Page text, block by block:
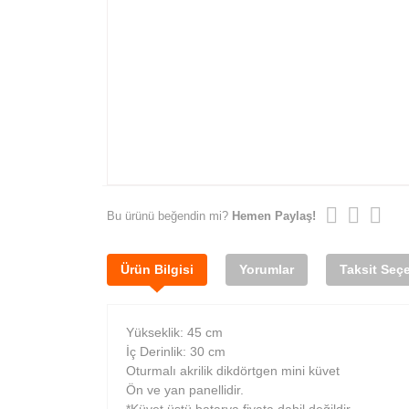
Bu ürünü beğendin mi? Hemen Paylaş!
Ürün Bilgisi Yorumlar Taksit
Yükseklik: 45 cm
İç Derinlik: 30 cm
Oturmalı akrilik dikdörtgen mini küvet
Ön ve yan panellidir.